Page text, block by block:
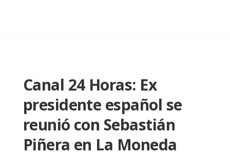
Canal 24 Horas: Ex
presidente español se
reunió con Sebastián
Piñera en La Moneda